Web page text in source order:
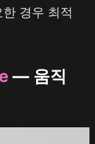
한 경우 최적
— 움직